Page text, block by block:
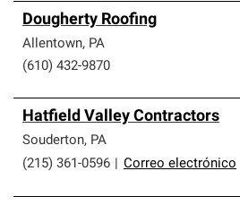
Dougherty Roofing
Allentown, PA
(610) 432-9870
Hatfield Valley Contractors
Souderton, PA
(215) 361-0596
Correo electrónico